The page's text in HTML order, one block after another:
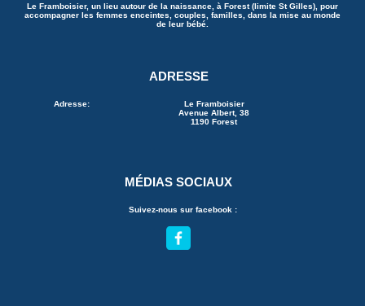
Le Framboisier, un lieu autour de la naissance, à Forest (limite St Gilles), pour
accompagner les femmes enceintes, couples, familles, dans la mise au monde
de leur bébé.
ADRESSE
Adresse:
Le Framboisier
Avenue Albert, 38
1190 Forest
MÉDIAS SOCIAUX
Suivez-nous sur facebook :